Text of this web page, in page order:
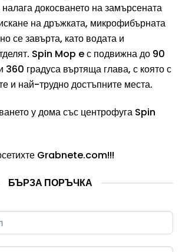
докосването на замърсената
на дръжката, микрофибърната
се завърта, като водата и
Spin Mop e с подвижна до 90
360 градуса въртяща глава, с която с
и най-трудно достъпните места.
у дома със центрофуга Spin
Grabnete.com!!!
БЪРЗА ПОРЪЧКА